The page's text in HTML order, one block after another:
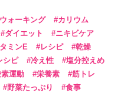
ウォーキング
カリウム
ダイエット
ニキビケア
ミンE レシピ
乾燥
シピ 冷え性
塩分控えめ
運動 栄養素
筋トレ
野菜たっぷり 食事